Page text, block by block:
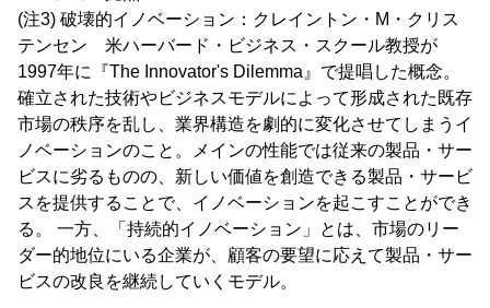
(注3) 破壊的イノベーション：クレイントン・M・クリス
テンセン 米ハーバード・ビジネス・スクール教授が
1997年に『The Innovator's Dilemma』で提唱した概念。
確立された技術やビジネスモデルによって形成された既存
市場の秩序を乱し、業界構造を劇的に変化させてしまうイ
ノベーションのこと。メインの性能では従来の製品・サー
ビスに劣るものの、新しい価値を創造できる製品・サービ
スを提供することで、イノベーションを起こすことができ
る。 一方、「持続的イノベーション」とは、市場のリー
ダー的地位にいる企業が、顧客の要望に応えて製品・サー
ビスの改良を継続していくモデル。